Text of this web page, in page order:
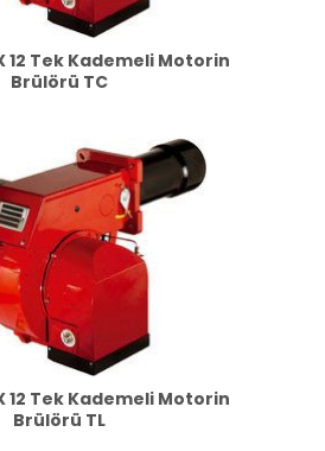
12 Tek Kademeli Motorin
Brülörü TC
12 Tek Kademeli Motorin
Brülörü TL